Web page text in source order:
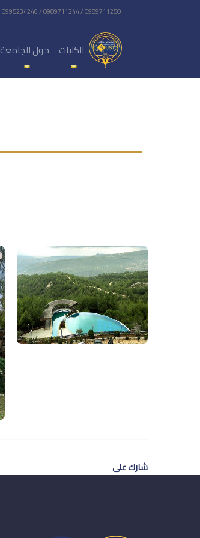
0995234246 / 0989711244 / 0989711250
الكليات حول الجامعة
شارك على